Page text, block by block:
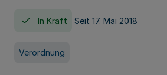
In Kraft Seit 17. Mai 2018
Verordnung